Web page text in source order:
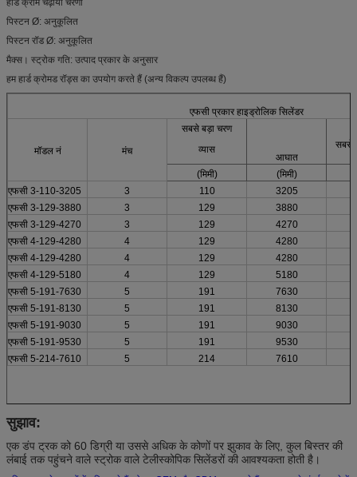
हार्ड क्रोम चढ़ाया चरणों
पिस्टन Ø: अनुकूलित
पिस्टन रॉड Ø: अनुकूलित
मैक्स। स्ट्रोक गति: उत्पाद प्रकार के अनुसार
हम हार्ड क्रोमड रॉड्स का उपयोग करते हैं (अन्य विकल्प उपलब्ध हैं)
एफसी प्रकार हाइड्रोलिक सिलेंडर
मॉडल नं मंच
सबसे बड़ा चरण
व्यास
आघात
सबसे
(मिमी) (मिमी)
एफसी 3-110-3205
3 110
3205
एफसी 3-129-3880
3 129
3880
एफसी 3-129-4270
3 129
4270
एफसी 4-129-4280
4 129
4280
एफसी 4-129-4280
4 129
4280
एफसी 4-129-5180
4 129
5180
एफसी 5-191-7630
5 191
7630
एफसी 5-191-8130
5 191
8130
एफसी 5-191-9030
5 191
9030
एफसी 5-191-9530
5 191
9530
एफसी 5-214-7610
5 214 7610
सुझाव:
एक डंप ट्रक को 60 डिग्री या उससे अधिक के कोणों पर झुकाव के लिए, कुल बिस्तर की
लंबाई तक पहुंचने वाले स्ट्रोक वाले टेलीस्कोपिक सिलेंडरों की आवश्यकता होती है।